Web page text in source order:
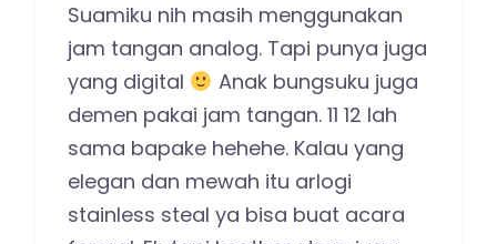
Suamiku nih masih menggunakan
jam tangan analog. Tapi punya juga
yang digital
Anak bungsuku juga
demen pakai jam tangan. 11 12 lah
sama bapake hehehe. Kalau yang
elegan dan mewah itu arlogi
stainless steal ya bisa buat acara